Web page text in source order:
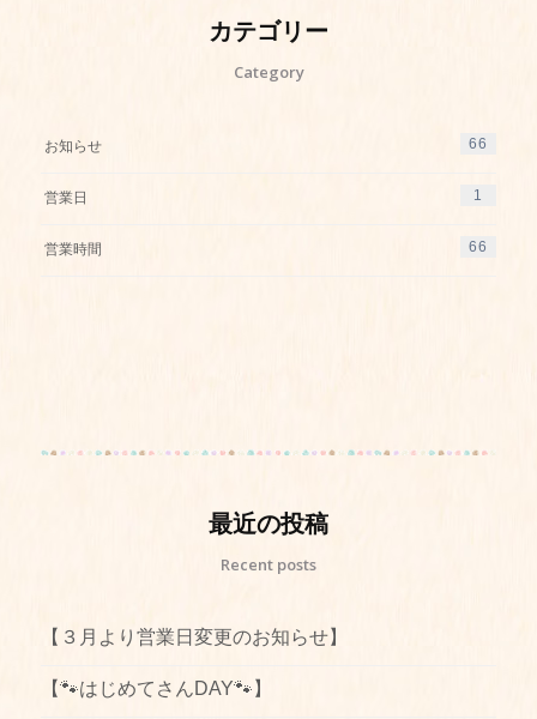
カテゴリー
Category
お知らせ 66
営業日 1
営業時間 66
最近の投稿
Recent posts
【３月より営業日変更のお知らせ】
【🐾はじめてさんDAY🐾】